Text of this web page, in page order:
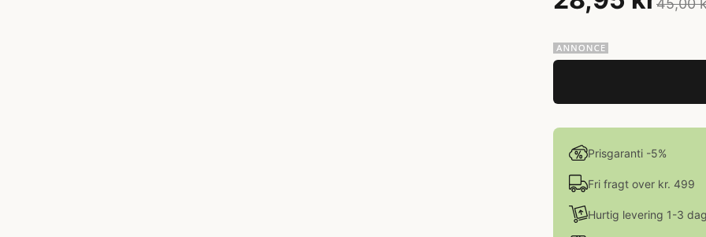
45,00
Prisgaranti -5%
Fri fragt over kr. 499
Hurtig levering 1-3